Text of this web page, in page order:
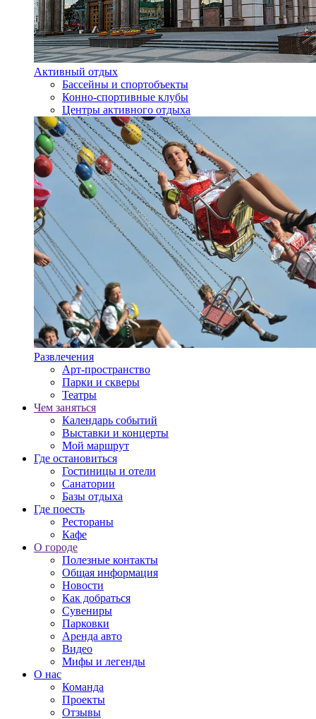
Активный отдых
Бассейны и спортобъекты
Конно-спортивные клубы
Центры активного отдыха
Развлечения
Арт-пространство
Парки и скверы
Театры
Чем заняться
Календарь событий
Выставки и концерты
Мой маршрут
Где остановиться
Гостиницы и отели
Санатории
Базы отдыха
Где поесть
Рестораны
Кафе
О городе
Полезные контакты
Общая информация
Новости
Как добраться
Сувениры
Парковки
Аренда авто
Видео
Мифы и легенды
О нас
Команда
Проекты
Отзывы